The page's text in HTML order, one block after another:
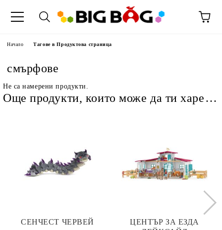
Начало Тагове в Продуктова страница
смърфове
Не са намерени продукти.
Още продукти, които може да ти харесат
СЕНЧЕСТ ЧЕРВЕЙ
ЦЕНТЪР ЗА ЕЗДА